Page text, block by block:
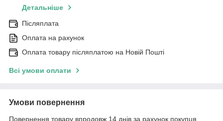
Детальніше
Післяплата
Оплата на рахунок
Оплата товару післяплатою на Новій Пошті
Всі умови оплати
Умови повернення
Повернення товару впродовж 14 днів за рахунок покупця